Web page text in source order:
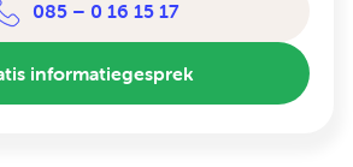
085 – 0 16 15 17
informatiegesprek